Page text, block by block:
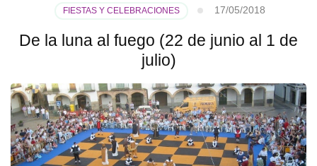
FIESTAS Y CELEBRACIONES 17/05/2018
De la luna al fuego (22 de junio al 1 de
julio)